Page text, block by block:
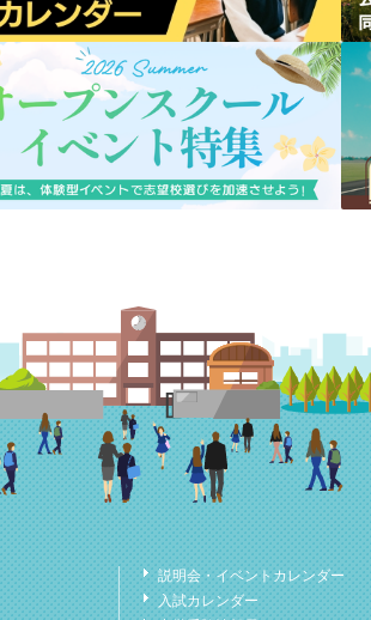
説明会・イベントカレンダー
入試カレンダー